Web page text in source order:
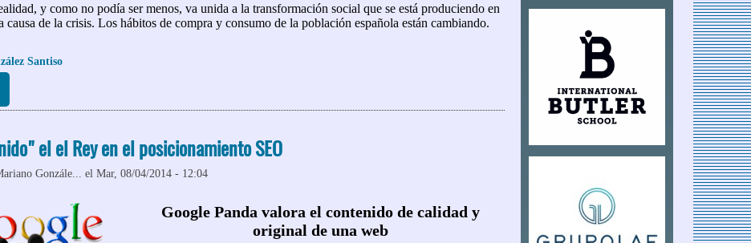
y como no podía ser menos, va unida a la transformación social que se está produciendo en
causa de la crisis. Los hábitos de compra y consumo de la población española están cambiando.
Santiso
el el Rey en el posicionamiento SEO
Gonzále... el Mar, 08/04/2014 - 12:04
Google Panda valora el contenido de calidad y
original de una web